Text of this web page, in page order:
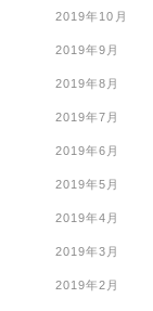
2019年10月
2019年9月
2019年8月
2019年7月
2019年6月
2019年5月
2019年4月
2019年3月
2019年2月